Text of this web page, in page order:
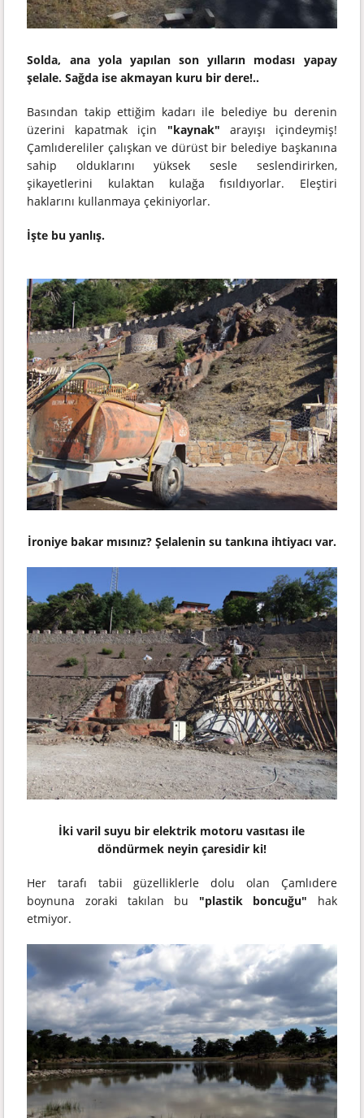
Solda, ana yola yapılan son yılların modası yapay
şelale. Sağda ise akmayan kuru bir dere!..
Basından takip ettiğim kadarı ile belediye bu derenin
üzerini kapatmak için "kaynak" arayışı içindeymiş!
Çamlıdereliler çalışkan ve dürüst bir belediye başkanına
sahip olduklarını yüksek sesle seslendirirken,
şikayetlerini kulaktan kulağa fısıldıyorlar. Eleştiri
haklarını kullanmaya çekiniyorlar.
İşte bu yanlış.
İroniye bakar mısınız? Şelalenin su tankına ihtiyacı var.
İki varil suyu bir elektrik motoru vasıtası ile
döndürmek neyin çaresidir ki!
Her tarafı tabii güzelliklerle dolu olan Çamlıdere
boynuna zoraki takılan bu "plastik boncuğu" hak
etmiyor.